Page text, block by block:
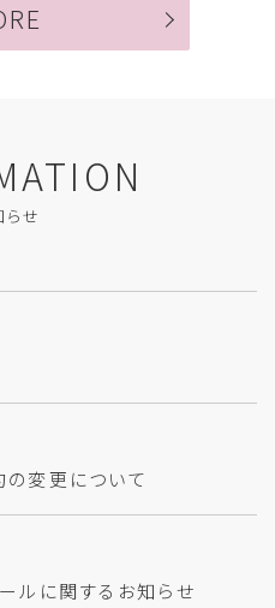
らせ
の変更について
ルに関するお知らせ